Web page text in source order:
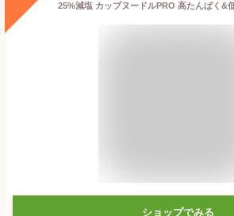
ショップでみる